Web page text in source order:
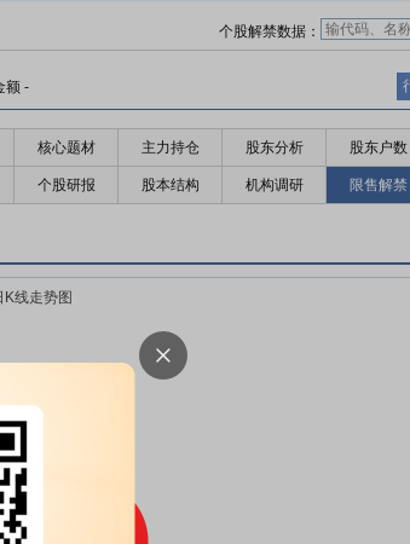
个股解禁数据：
额 -
核心题材 主力持仓 股东分析 股东户数
个股研报 股本结构 机构调研 限售解禁